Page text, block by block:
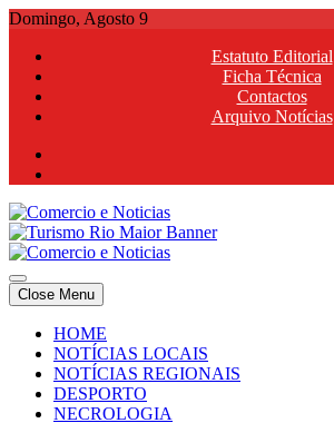
Skip
content
Domingo, Agosto 9
Estatuto Editorial
Ficha Técnica
Contactos
Arquivo Notícias
Comercio e Noticias
Notícias e Publicidade Online
Comercio e Noticias
Notícias e Publicidade Online
Close Menu
HOME
NOTÍCIAS LOCAIS
NOTÍCIAS REGIONAIS
DESPORTO
NECROLOGIA